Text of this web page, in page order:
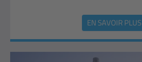
EN SAVOIR PLUS